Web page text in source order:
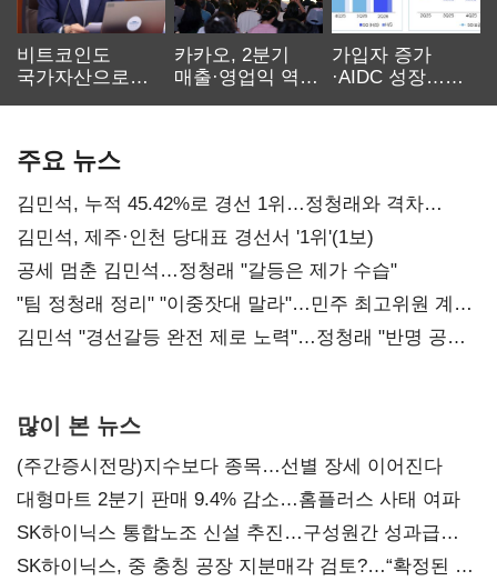
비트코인도
국가자산으로…'
카카오, 2분기
매출·영업익 역대
가입자 증가
·AIDC 성장…
주요 뉴스
김민석, 누적 45.42%로 경선 1위…정청래와 격차
0.86%p(2보)
김민석, 제주·인천 당대표 경선서 '1위'(1보)
공세 멈춘 김민석…정청래 "갈등은 제가 수습"
"팀 정청래 정리" "이중잣대 말라"…민주 최고위원 계파
다툼 격화
김민석 "경선갈등 완전 제로 노력"…정청래 "반명 공세
많이 본 뉴스
(주간증시전망)지수보다 종목…선별 장세 이어진다
대형마트 2분기 판매 9.4% 감소…홈플러스 사태 여파
SK하이닉스 통합노조 신설 추진…구성원간 성과급
불만 확산
SK하이닉스, 중 충칭 공장 지분매각 검토?…“확정된 바